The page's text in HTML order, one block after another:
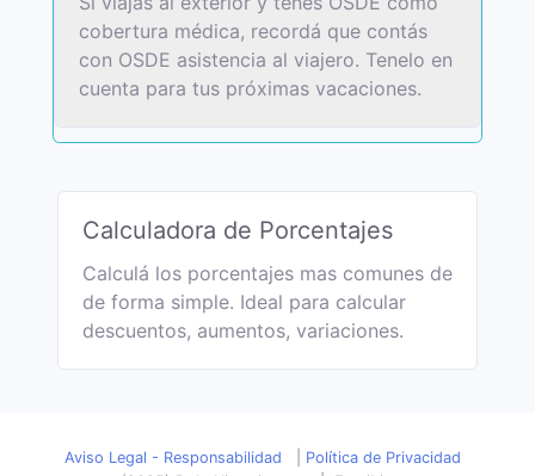
cobertura médica, recordá que contás
con OSDE asistencia al viajero. Tenelo en
cuenta para tus próximas vacaciones.
Calculadora de Porcentajes
Calculá los porcentajes mas comunes de
de forma simple. Ideal para calcular
descuentos, aumentos, variaciones.
Aviso Legal - Responsabilidad
Política de Privacidad